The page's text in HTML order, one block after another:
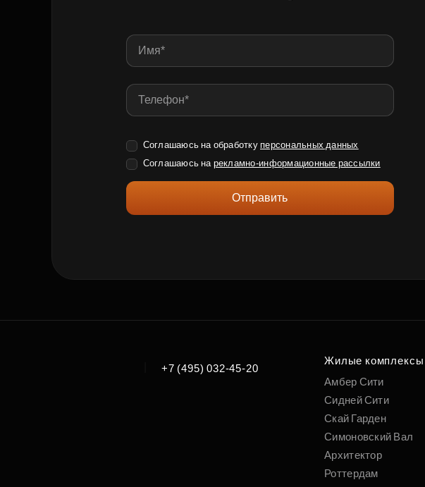
Соглашаюсь на обработку персональных данных
Соглашаюсь на рекламно-информационные рассылки
Отправить
+7 (495) 032-45-20
Жилые комплексы
Амбер Сити
Сидней Сити
Скай Гарден
Симоновский Вал
Архитектор
Роттердам